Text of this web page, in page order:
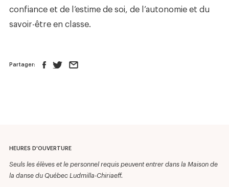
confiance et de l’estime de soi, de l’autonomie et du
savoir-être en classe.
Partager:
HEURES D'OUVERTURE
Seuls les élèves et le personnel requis peuvent entrer dans la Maison de
la danse du Québec Ludmilla-Chiriaeff.